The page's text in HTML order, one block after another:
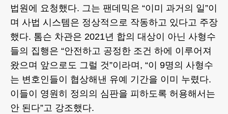
법원에 요청했다. 그는 팬데믹은 “이미 과거의 일”이
며 사법 시스템은 정상적으로 작동하고 있다고 주장
했다. 톰슨 차관은 2021년 합의 대상이 아닌 사형수
들의 집행은 “안전하고 공정한 조건 하에 이루어져
왔으며 앞으로도 그럴 것”이라며, “이 9명의 사형수
는 변호인들이 협상해낸 유예 기간을 이미 누렸다.
이들이 영원히 정의의 심판을 피하도록 허용해서는
안 된다”고 강조했다.